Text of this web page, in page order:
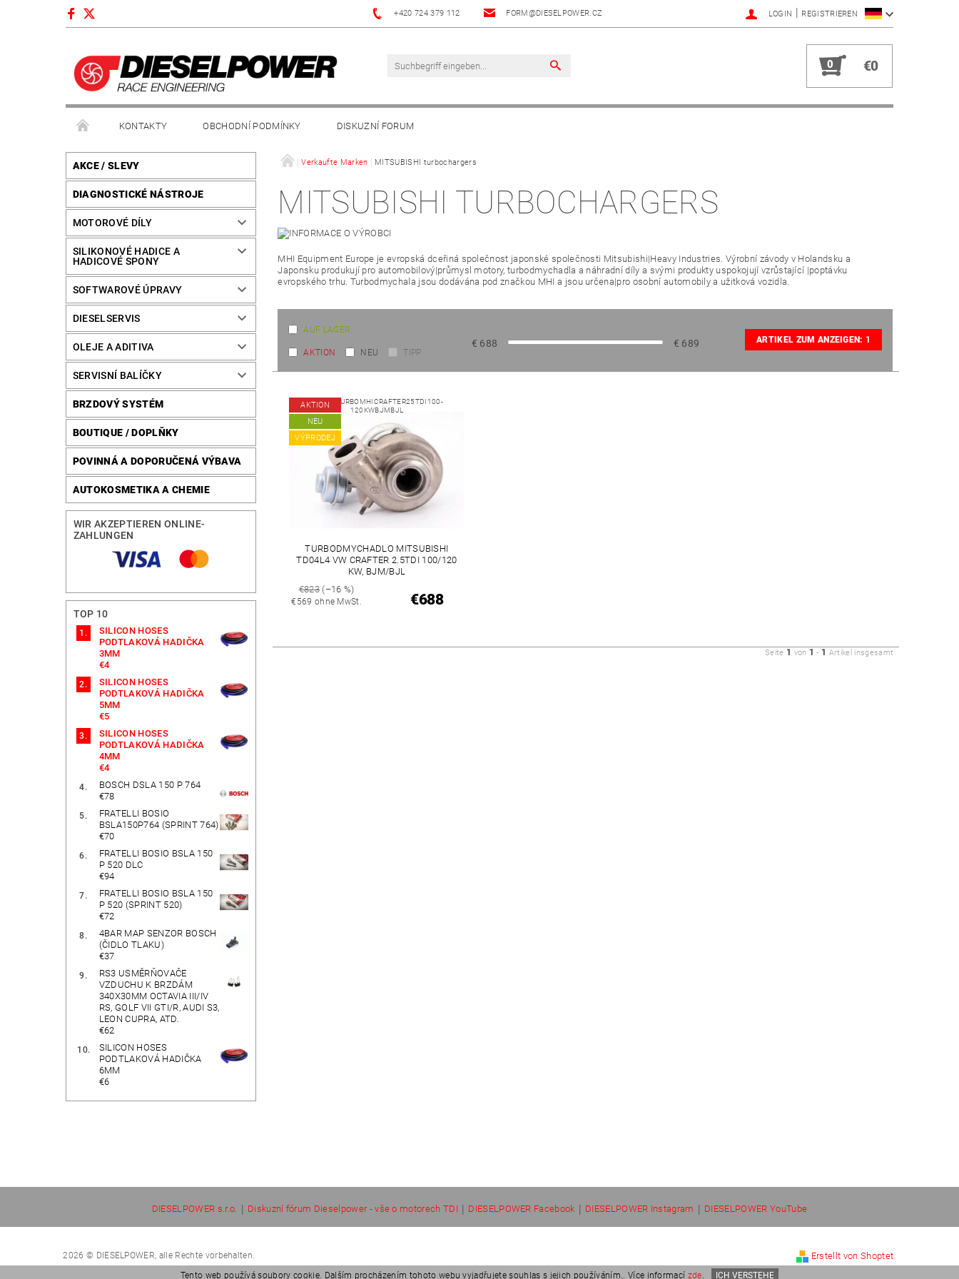
+420 724 379 112 FORM@DIESELPOWER.CZ LOGIN | REGISTRIEREN
0 €0
KONTAKTY OBCHODNÍ PODMÍNKY DISKUZNÍ FORUM
AKCE / SLEVY
DIAGNOSTICKÉ NÁSTROJE
MOTOROVÉ DÍLY
SILIKONOVÉ HADICE A
HADICOVÉ SPONY
SOFTWAROVÉ ÚPRAVY
DIESELSERVIS
OLEJE A ADITIVA
SERVISNÍ BALÍČKY
BRZDOVÝ SYSTÉM
BOUTIQUE / DOPLŇKY
POVINNÁ A DOPORUČENÁ VÝBAVA
AUTOKOSMETIKA A CHEMIE
WIR AKZEPTIEREN ONLINE-
ZAHLUNGEN
TOP 10
SILICON HOSES
PODTLAKOVÁ HADIČKA
3MM
€4
SILICON HOSES
PODTLAKOVÁ HADIČKA
5MM
€5
SILICON HOSES
PODTLAKOVÁ HADIČKA
4MM
€4
BOSCH DSLA 150 P 764
€78
FRATELLI BOSIO
BSLA150P764 (SPRINT 764)
€70
FRATELLI BOSIO BSLA 150
P 520 DLC
€94
FRATELLI BOSIO BSLA 150
P 520 (SPRINT 520)
€72
4BAR MAP SENZOR BOSCH
(ČIDLO TLAKU)
€37
RS3 USMĚRŇOVAČE
VZDUCHU K BRZDÁM
340X30MM OCTAVIA III/IV
RS, GOLF VII GTI/R, AUDI S3,
LEON CUPRA, ATD.
€62
SILICON HOSES
PODTLAKOVÁ HADIČKA
6MM
€6
Verkaufte Marken MITSUBISHI turbochargers
MITSUBISHI TURBOCHARGERS
MHI Equipment Europe je evropská dceřiná společnost japonské společnosti Mitsubishi|Heavy Industries. Výrobní závody v Holandsku a
Japonsku produkují pro automobilový|průmysl motory, turbodmychadla a náhradní díly a svými produkty uspokojují vzrůstající |poptávku
evropského trhu. Turbodmychala jsou dodávána pod značkou MHI a jsou určena|pro osobní automobily a užitková vozidla.
AUF LAGER
AKTION NEU TIPP
€ 688 € 689 ARTIKEL ZUM ANZEIGEN: 1
AKTION
NEU
VÝPRODEJ
Art.-Nr.:
TURBOMHICRAFTER25TDI100-
120KWBJMBJL
TURBODMYCHADLO MITSUBISHI
TD04L4 VW CRAFTER 2.5TDI 100/120
KW, BJM/BJL
€823 (–16 %)
€569 ohne MwSt. €688
Seite 1 von 1 - 1 Artikel insgesamt
DIESELPOWER s.r.o. | Diskuzní fórum Dieselpower - vše o motorech TDI | DIESELPOWER Facebook | DIESELPOWER Instagram | DIESELPOWER YouTube
2026 © DIESELPOWER, alle Rechte vorbehalten. Erstellt von Shoptet
Tento web používá soubory cookie. Dalším procházením tohoto webu vyjadřujete souhlas s jejich používáním.. Více informací zde ICH VERSTEHE